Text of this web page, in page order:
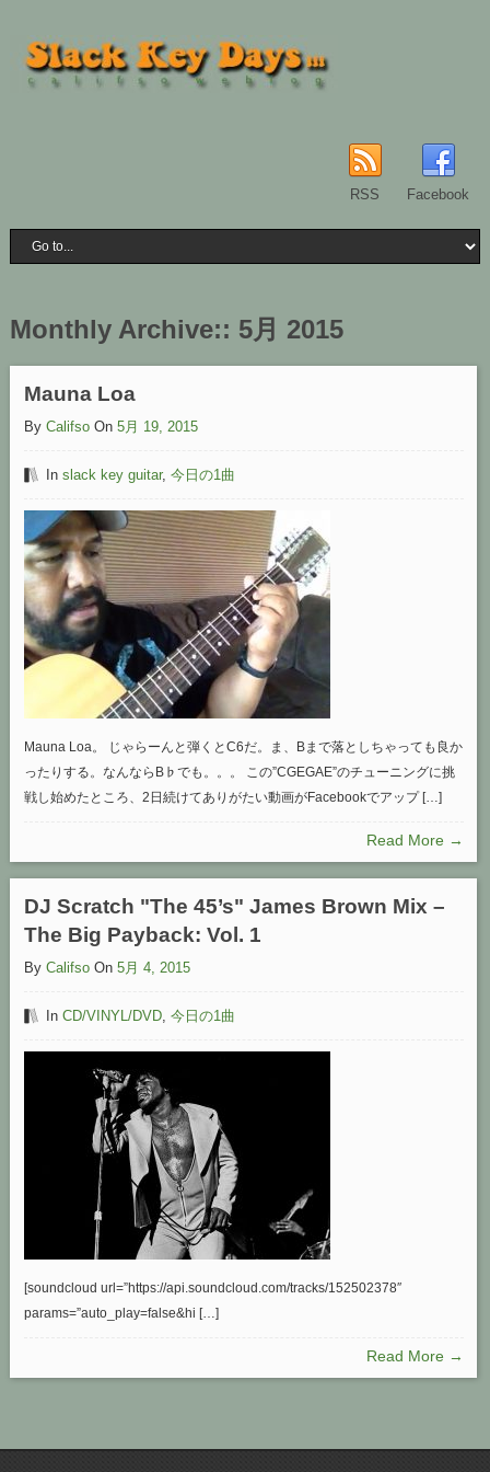
RSS Facebook
Monthly Archive:: 5月 2015
Mauna Loa
By Califso On 5月 19, 2015
In slack key guitar, 今日の1曲
Mauna Loa。 じゃらーんと弾くとC6だ。ま、Bまで落としちゃっても良か
ったりする。なんならB♭でも。。。 この”CGEGAE”のチューニングに挑
戦し始めたところ、2日続けてありがたい動画がFacebookでアップ […]
Read More →
DJ Scratch "The 45’s" James Brown Mix –
The Big Payback: Vol. 1
By Califso On 5月 4, 2015
In CD/VINYL/DVD, 今日の1曲
[soundcloud url=”https://api.soundcloud.com/tracks/152502378″
params=”auto_play=false&hi […]
Read More →